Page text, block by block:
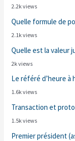
2.2k views
Quelle formule de
2.1k views
Quelle est la valeur
2k views
Le référé d’heure à
1.6k views
Transaction et
1.5k views
Premier président